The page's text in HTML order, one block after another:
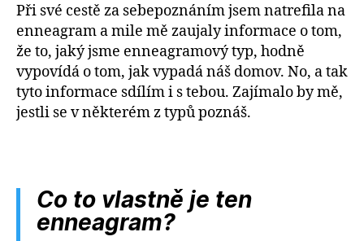
Při své cestě za sebepoznáním jsem natrefila na
enneagram a mile mě zaujaly informace o tom,
že to, jaký jsme enneagramový typ, hodně
vypovídá o tom, jak vypadá náš domov. No, a tak
tyto informace sdílím i s tebou. Zajímalo by mě,
jestli se v některém z typů poznáš.
Co to vlastně je ten
enneagram?